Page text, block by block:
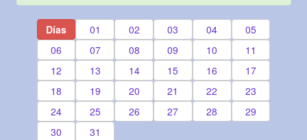
Días 01 02 03 04
05
06
07 08 09 10
11
12
13 14 15 16
17
18
19 20 21 22
23
24
25 26 27 28
29
30
31